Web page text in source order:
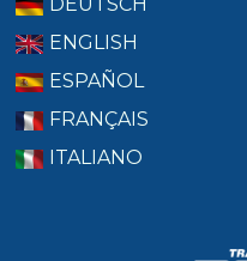
ENGLISH
ESPAÑOL
FRANÇAIS
ITALIANO